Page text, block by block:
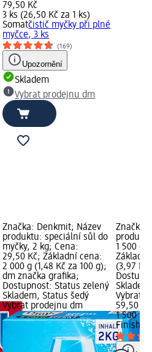
79,50 Kč
3 ks (26,50 Kč za 1 ks)
Somatčistič myčky při plné
myčce, 3 ks
(169)
Upozornění
Skladem
Vybrat prodejnu dm
Značka: Denkmit; Název
produktu: speciální sůl do
myčky, 2 kg; Cena:
29,50 Kč; Základní cena:
2 000 g (1,48 Kč za 100 g);
dm značka grafika;
Dostupnost: Status zelený
Skladem, Status šedý
Vybrat prodejnu dm
Značka:
1 500 g;
Základní
(3,97 Kč
Vybrat
59,50 Kč
1 500 g
Finish